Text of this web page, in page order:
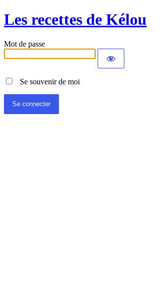
Les recettes de Kélou
Mot de passe
Se souvenir de moi